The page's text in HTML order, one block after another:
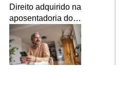
Direito adquirido na
aposentadoria do
Servidor Público:
quem tem?